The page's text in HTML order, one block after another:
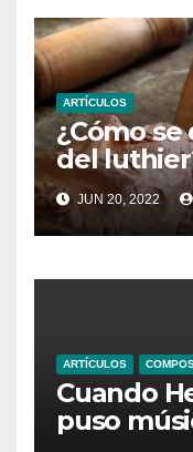
ARTÍCULOS
¿Cómo
del
JUN 20, 2022
ARTÍCULOS
Cuando
puso